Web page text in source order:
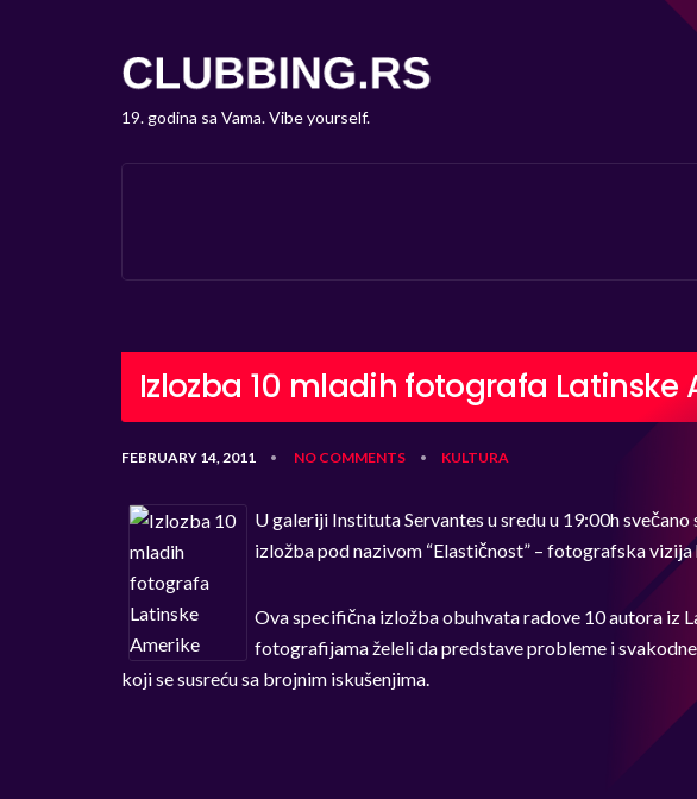
19. godina sa Vama. Vibe yourself.
Izlozba 10 mladih fotografa Latinske
FEBRUARY 14, 2011 • NO COMMENTS • KULTURA
U galeriji Instituta Servantes u sredu u 19:00h
izložba pod nazivom “Elastičnost” – fotografska
Ova specifična izložba obuhvata radove 10 autora iz
fotografijama želeli da predstave probleme i
koji se susreću sa brojnim iskušenjima.